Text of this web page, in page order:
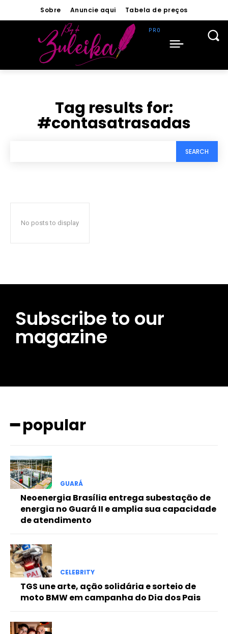
━ pricing plans
Free
Included for free:
Etiam est nibh, lobortis sit
Ut mollis pellentesque tortor
Nullam eu erat condimentum
Donec quis est ac felis
Orci varius natoque dolor
Sobre Anuncie aqui Tabela de preços
Tag results for:
#contasatrasadas
SEARCH
No posts to display
Subscribe to our
magazine
━ popular
GUARÁ
Neoenergia Brasília entrega subestação de
energia no Guará II e amplia sua capacidade
de atendimento
CELEBRITY
TGS une arte, ação solidária e sorteio de
moto BMW em campanha do Dia dos Pais